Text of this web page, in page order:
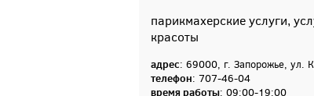
парикмахерские услуги,
красоты
адрес: 69000, г. Запорожье, ул.
телефон: 707-46-04
время работы: 09:00-19:00